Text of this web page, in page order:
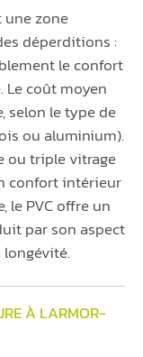
zone
déperditions :
le confort
Le coût moyen
selon le type de
ou aluminium).
ou triple vitrage
confort intérieur
le PVC offre un
par son aspect
À LARMOR-